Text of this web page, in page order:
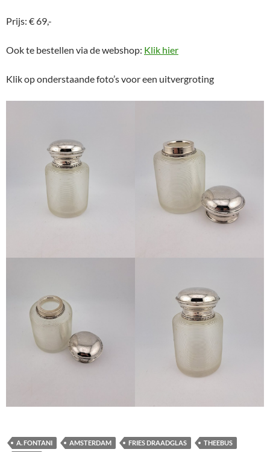
Prijs: € 69,-
Ook te bestellen via de webshop: Klik hier
Klik op onderstaande foto’s voor een uitvergroting
A. FONTANI AMSTERDAM FRIES DRAADGLAS
THEEBUS